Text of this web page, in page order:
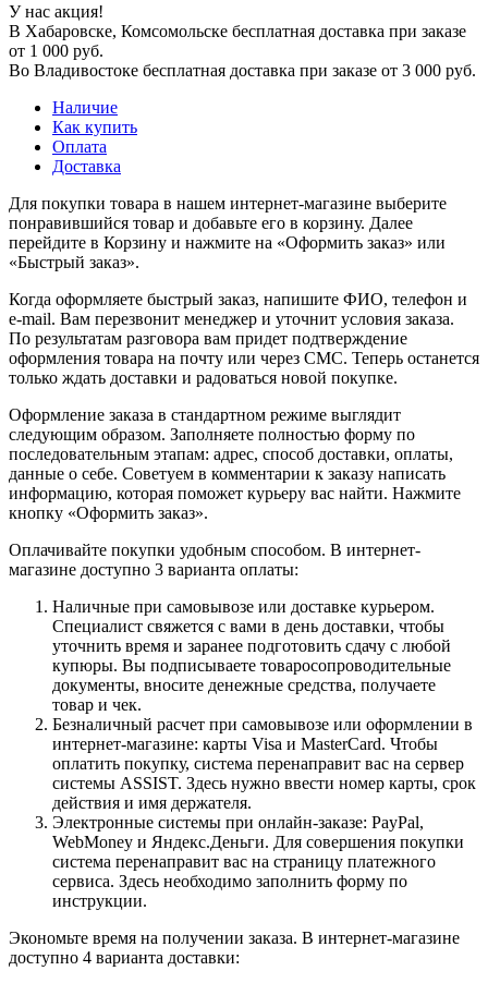
У нас акция!
В Хабаровске, Комсомольске бесплатная доставка при заказе
от 1 000 руб.
Во Владивостоке бесплатная доставка при заказе от 3 000 руб.
Наличие
Как купить
Оплата
Доставка
Для покупки товара в нашем интернет-магазине выберите
понравившийся товар и добавьте его в корзину. Далее
перейдите в Корзину и нажмите на «Оформить заказ» или
«Быстрый заказ».
Когда оформляете быстрый заказ, напишите ФИО, телефон и
e-mail. Вам перезвонит менеджер и уточнит условия заказа.
По результатам разговора вам придет подтверждение
оформления товара на почту или через СМС. Теперь останется
только ждать доставки и радоваться новой покупке.
Оформление заказа в стандартном режиме выглядит
следующим образом. Заполняете полностью форму по
последовательным этапам: адрес, способ доставки, оплаты,
данные о себе. Советуем в комментарии к заказу написать
информацию, которая поможет курьеру вас найти. Нажмите
кнопку «Оформить заказ».
Оплачивайте покупки удобным способом. В интернет-
магазине доступно 3 варианта оплаты:
Наличные при самовывозе или доставке курьером.
Специалист свяжется с вами в день доставки, чтобы
уточнить время и заранее подготовить сдачу с любой
купюры. Вы подписываете товаросопроводительные
документы, вносите денежные средства, получаете
товар и чек.
Безналичный расчет при самовывозе или оформлении в
интернет-магазине: карты Visa и MasterCard. Чтобы
оплатить покупку, система перенаправит вас на сервер
системы ASSIST. Здесь нужно ввести номер карты, срок
действия и имя держателя.
Электронные системы при онлайн-заказе: PayPal,
WebMoney и Яндекс.Деньги. Для совершения покупки
система перенаправит вас на страницу платежного
сервиса. Здесь необходимо заполнить форму по
инструкции.
Экономьте время на получении заказа. В интернет-магазине
доступно 4 варианта доставки: